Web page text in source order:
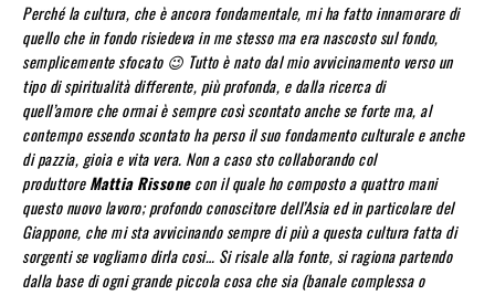
Perché la cultura, che è ancora fondamentale, mi ha fatto innamorare di
quello che in fondo risiedeva in me stesso ma era nascosto sul fondo,
semplicemente sfocato 😉 Tutto è nato dal mio avvicinamento verso un
tipo di spiritualità differente, più profonda, e dalla ricerca di
quell’amore che ormai è sempre così scontato anche se forte ma, al
contempo essendo scontato ha perso il suo fondamento culturale e anche
di pazzia, gioia e vita vera. Non a caso sto collaborando col
produttoreMattia Rissonecon il quale ho composto a quattro mani
questo nuovo lavoro; profondo conoscitore dell’Asia ed in particolare del
Giappone, che mi sta avvicinando sempre di più a questa cultura fatta di
sorgenti se vogliamo dirla cosi… Si risale alla fonte, si ragiona partendo
dalla base di ogni grande piccola cosa che sia (banale complessa o